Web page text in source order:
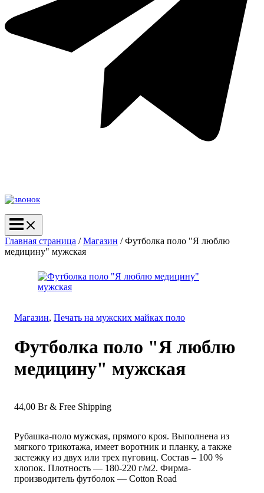
Главная страница /Магазин /Футболка поло "Я люблю
медицину" мужская
Магазин, Печать на мужских майках поло
Футболка поло "Я люблю
медицину" мужская
44,00 Br & Free Shipping
Рубашка-поло мужская, прямого кроя. Выполнена из
мягкого трикотажа, имеет воротник и планку, а также
застежку из двух или трех пуговиц. Состав – 100 %
хлопок. Плотность — 180-220 г/м2. Фирма-
производитель футболок — Cotton Road